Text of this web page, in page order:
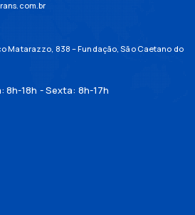
Matarazzo, 838 – Fundação, São Caetano do
8h-18h - Sexta: 8h-17h